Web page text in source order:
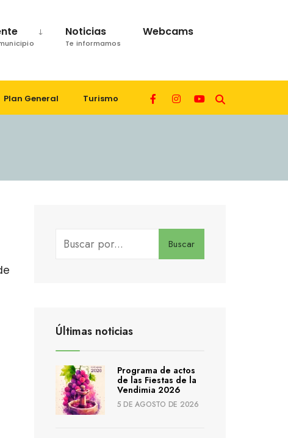
Noticias
Te informamos
Webcams
Plan General Turismo
Buscar
Últimas noticias
Programa de actos
de las Fiestas de la
Vendimia 2026
5 DE AGOSTO DE 2026